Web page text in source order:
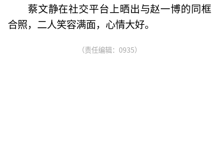
蔡文静在社交平台上晒出与赵一博的同框
合照，二人笑容满面，心情大好。
（责任编辑：0935）